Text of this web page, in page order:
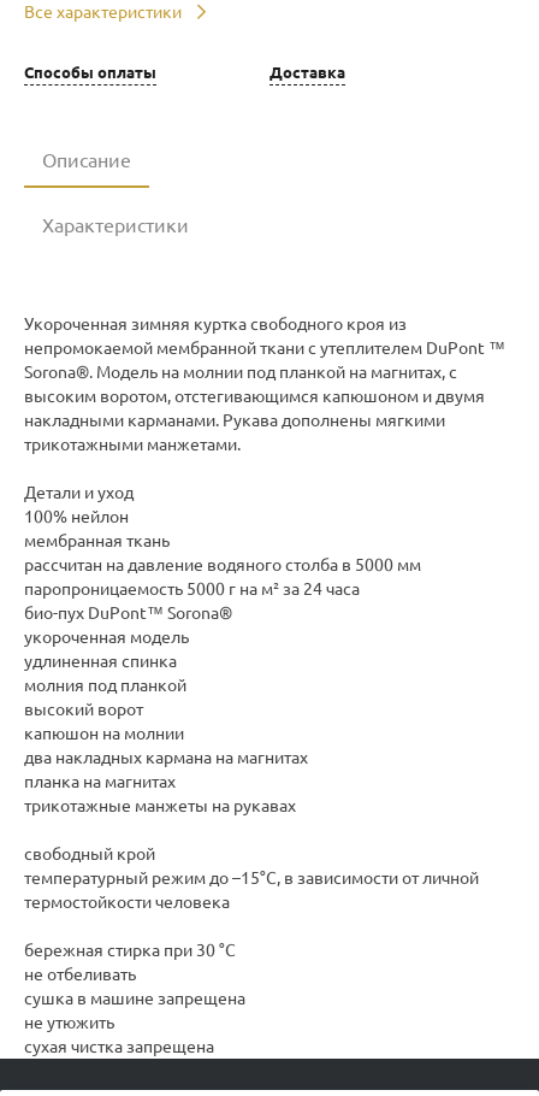
Все характеристики
Способы оплаты Доставка
Описание
Характеристики
Укороченная зимняя куртка свободного кроя из
непромокаемой мембранной ткани с утеплителем DuPont ™
Sorona®. Модель на молнии под планкой на магнитах, с
высоким воротом, отстегивающимся капюшоном и двумя
накладными карманами. Рукава дополнены мягкими
трикотажными манжетами.
Детали и уход
100% нейлон
мембранная ткань
рассчитан на давление водяного столба в 5000 мм
паропроницаемость 5000 г на м² за 24 часа
био-пух DuPont™ Sorona®
укороченная модель
удлиненная спинка
молния под планкой
высокий ворот
капюшон на молнии
два накладных кармана на магнитах
планка на магнитах
трикотажные манжеты на рукавах
свободный крой
температурный режим до –15°C, в зависимости от личной
термостойкости человека
бережная стирка при 30 °C
не отбеливать
сушка в машине запрещена
не утюжить
сухая чистка запрещена